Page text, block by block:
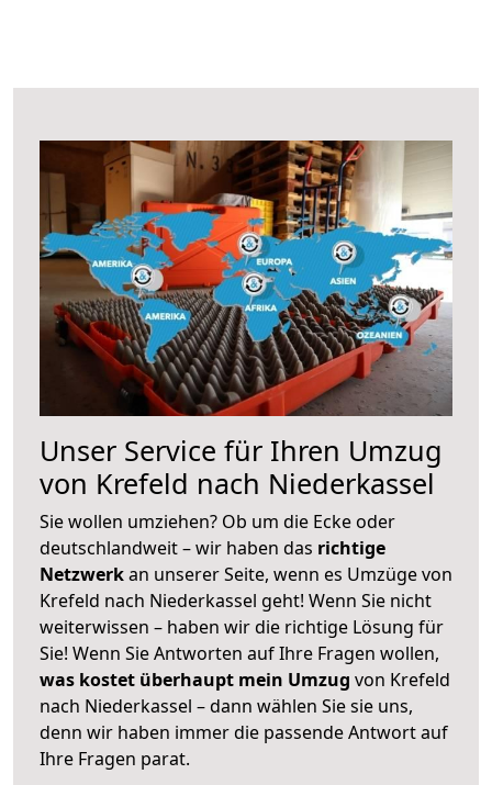
Unser Service für Ihren Umzug
von Krefeld nach Niederkassel
Sie wollen umziehen? Ob um die Ecke oder
deutschlandweit – wir haben das richtige
Netzwerkan unserer Seite, wenn es Umzüge von
Krefeld nach Niederkassel geht! Wenn Sie nicht
weiterwissen – haben wir die richtige Lösung für
Sie! Wenn Sie Antworten auf Ihre Fragen wollen,
was kostet überhaupt mein Umzug von Krefeld
nach Niederkassel – dann wählen Sie sie uns,
denn wir haben immer die passende Antwort auf
Ihre Fragen parat.